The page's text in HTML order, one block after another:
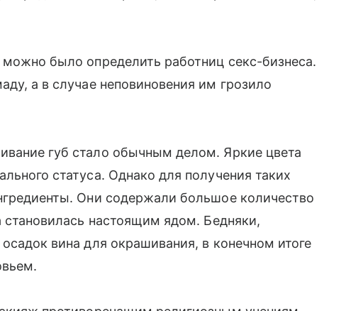
было определить работниц секс-бизнеса.
а в случае неповиновения им грозило
губ стало обычным делом. Яркие цвета
статуса. Однако для получения таких
Они содержали большое количество
становилась настоящим ядом. Бедняки,
вина для окрашивания, в конечном итоге